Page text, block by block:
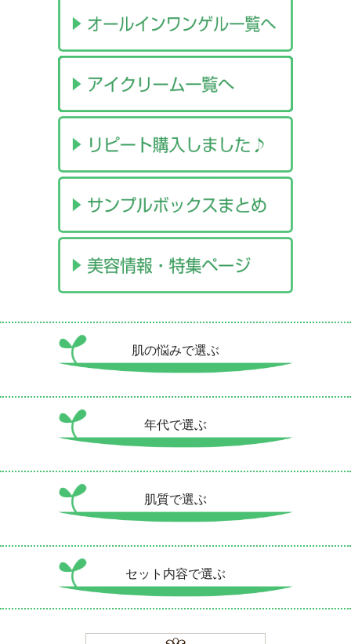
肌の悩みで選ぶ
年代で選ぶ
肌質で選ぶ
セット内容で選ぶ